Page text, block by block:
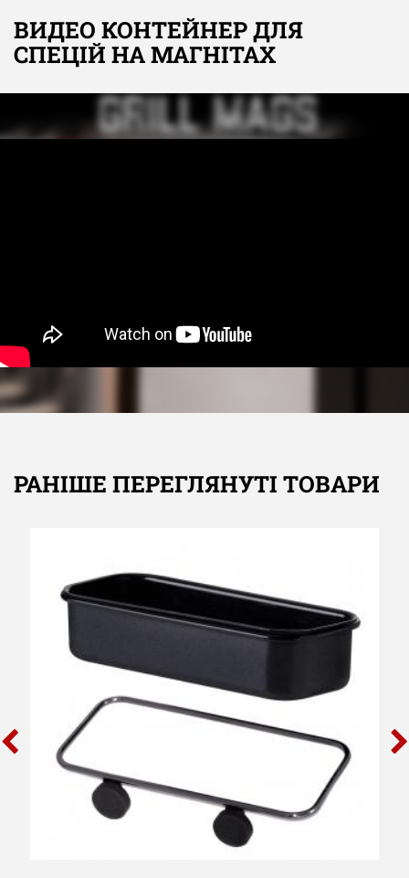
Шланг та регулятор тиску газу: у комплекті
ВИДЕО КОНТЕЙНЕР ДЛЯ
СПЕЦІЙ НА МАГНІТАХ
РАНІШЕ ПЕРЕГЛЯНУТІ ТОВАРИ